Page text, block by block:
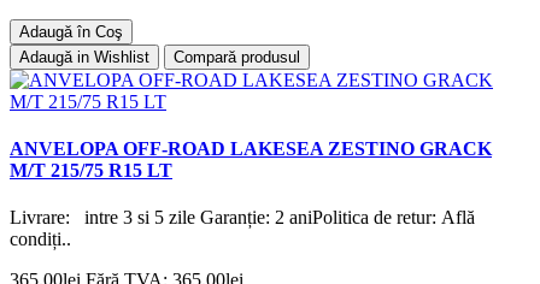
Adaugă în Coş
Adaugă in Wishlist
Compară produsul
ANVELOPA OFF-ROAD LAKESEA ZESTINO GRACK
M/T 215/75 R15 LT
Livrare: intre 3 si 5 zile Garanție: 2 aniPolitica de retur: Află
condiți..